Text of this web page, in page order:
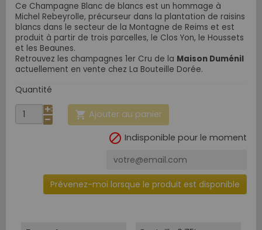
Ce Champagne Blanc de blancs est un hommage à
Michel Rebeyrolle, précurseur dans la plantation de raisins
blancs dans le secteur de la Montagne de Reims et est
produit à partir de trois parcelles, le Clos Yon, le Houssets
et les Beaunes.
Retrouvez les champagnes 1er Cru de la Maison Duménil
actuellement en vente chez La Bouteille Dorée.
Quantité
 Ajouter au panier
 Indisponible pour le moment
Prévenez-moi lorsque le produit est disponible